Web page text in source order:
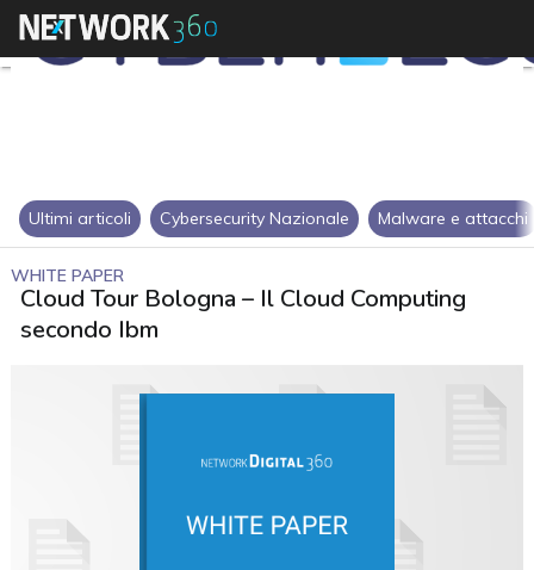
Ultimi articoli Cybersecurity Nazionale Malware e attacchi
WHITE PAPER
Cloud Tour Bologna – Il Cloud Computing
secondo Ibm